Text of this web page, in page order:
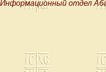
Информационный отдел